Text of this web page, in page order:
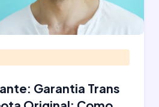
Garantia Trans